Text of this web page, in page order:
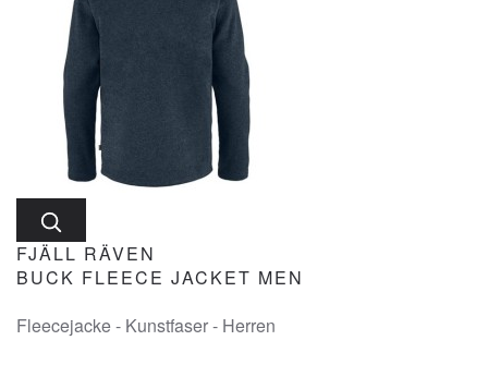
FJÄLL RÄVEN
BUCK FLEECE JACKET MEN
Fleecejacke - Kunstfaser - Herren